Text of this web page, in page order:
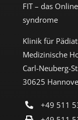
FIT – das
syndrome
Klinik für
Medizinische
Carl-Neuberg-
30625
+49 511